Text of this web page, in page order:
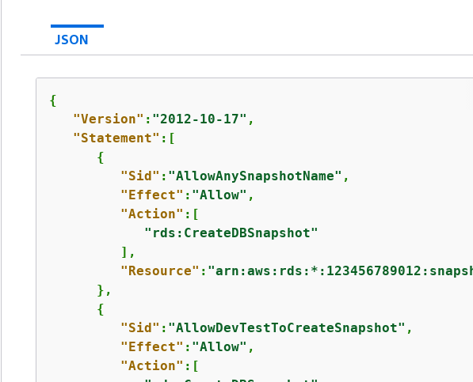
JSON
{
"Version" : "2012-10-17" ,
"Statement" :[
{
"Sid" : "AllowAnySnapshotName" ,
"Effect" : "Allow" ,
"Action" :[
"rds:CreateDBSnapshot"
         ],
"Resource" :
      },
{
"Sid" : "AllowDevTestToCreateSnapshot" ,
"Effect" : "Allow" ,
"Action" :[